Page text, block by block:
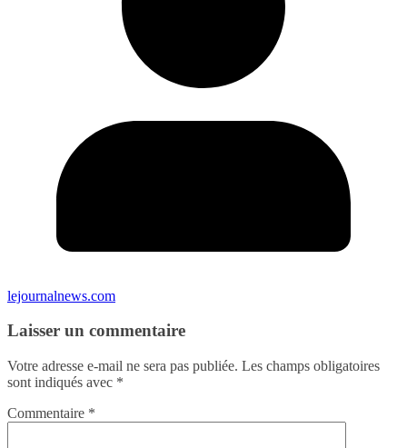
lejournalnews.com
Laisser un commentaire
Votre adresse e-mail ne sera pas publiée. Les champs obligatoires
sont indiqués avec *
Commentaire *